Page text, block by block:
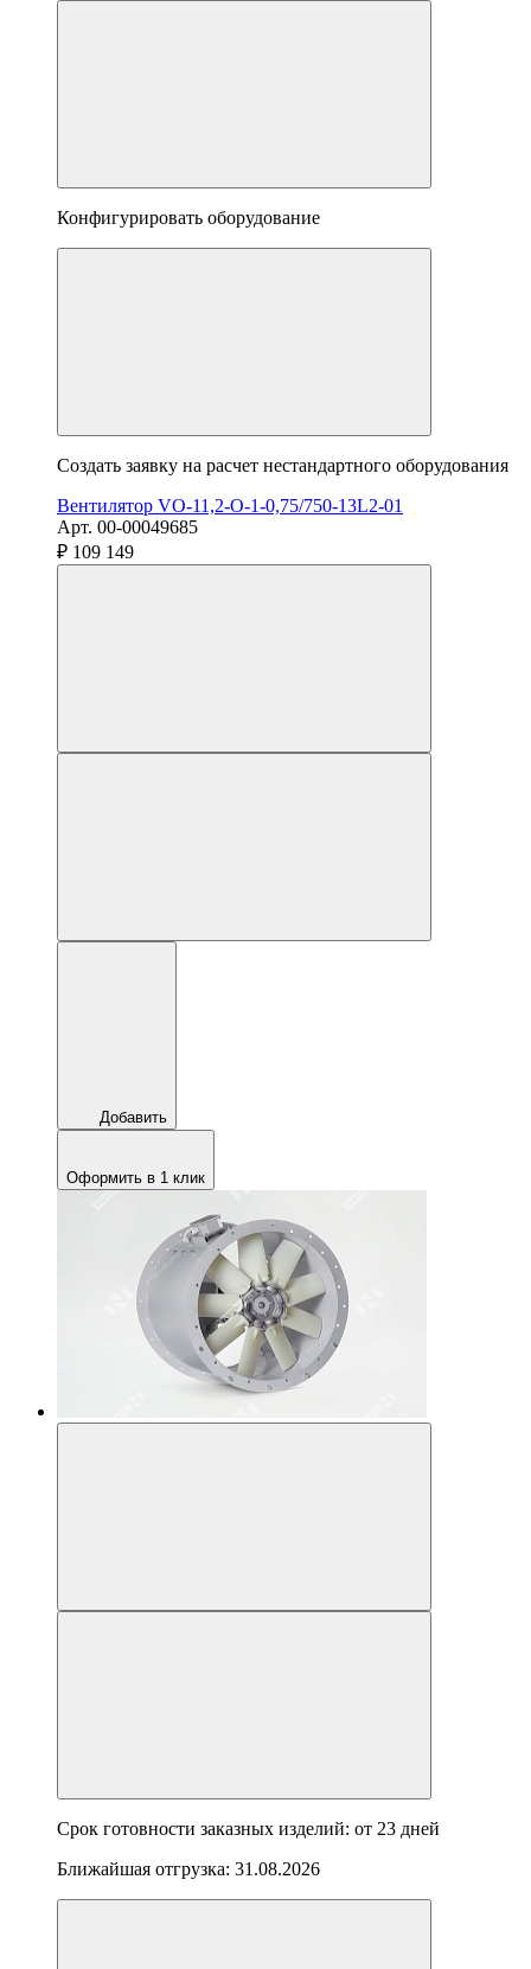
Конфигурировать оборудование
Создать заявку на расчет нестандартного оборудования
Вентилятор VO-11,2-О-1-0,75/750-13L2-01
Арт. 00-00049685
₽ 109 149
Добавить
Оформить в 1 клик
Срок готовности заказных изделий: от 23 дней
Ближайшая отгрузка: 31.08.2026